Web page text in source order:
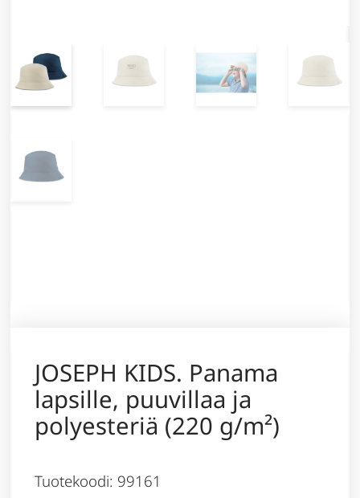
JOSEPH KIDS. Panama
lapsille, puuvillaa ja
polyesteriä (220 g/m²)
Tuotekoodi: 99161